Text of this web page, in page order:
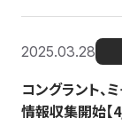
2025.03.28
コングラント、
情報収集開始【